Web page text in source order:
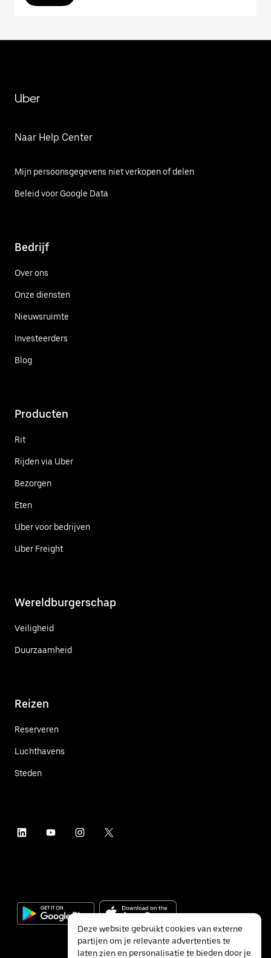
Uber
Naar Help Center
Mijn persoonsgegevens niet verkopen of delen
Beleid voor Google Data
Bedrijf
Over ons
Onze diensten
Nieuwsruimte
Investeerders
Blog
Producten
Rit
Rijden via Uber
Bezorgen
Eten
Uber voor bedrijven
Uber Freight
Wereldburgerschap
Veiligheid
Duurzaamheid
Reizen
Reserveren
Luchthavens
Steden
Deze website gebruikt cookies van externe
partijen om je relevante advertenties te
laten zien en personalisatie te bieden door je